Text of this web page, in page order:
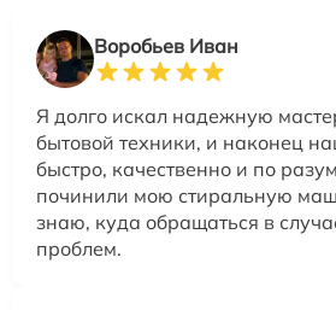
Воробьев Иван
Я долго искал надежную
бытовой техники, и наконец
быстро, качественно и по
починили мою стиральную
знаю, куда обращаться в
проблем.